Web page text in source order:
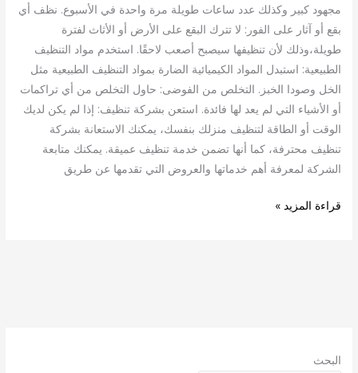
مجهود كبير وكذلك عدد ساعات طويلة مرة واحدة في الأسبوع. نظف أي
بقع أو آثار على الفور: لا تترك البقع على الأرض أو الأثاث لفترة
طويلة،وذلك لأن تنظيفها سيصبح أصعب لاحقًا. استخدم مواد التنظيف
الطبيعية: استبدل المواد الكيميائية الضارة بمواد التنظيف الطبيعية مثل
الخل وصودا الخبز. التخلص من الفوضى: حاول التخلص من أي تراكمات
أو الأشياء التي لم يعد لها فائدة. استعن بشركة تنظيف: إذا لم يكن لديك
الوقت أو الطاقة لتنظيف منزلك بنفسك، يمكنك الاستعانة بشركة
تنظيف محترفة، كما أنها تضمن خدمة تنظيف عميقة. يمكنك متابعة
الشركة لمعرفة أهم خدماتها والعروض التي تقدمها عن طريق
قراءة المزيد »
البحث